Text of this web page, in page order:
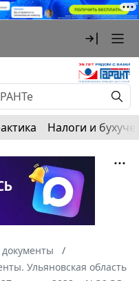
Налоги и
Ульяновская область